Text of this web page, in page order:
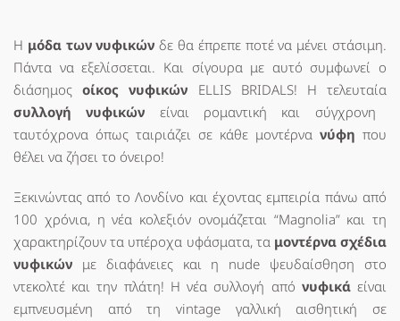
Η μόδα των νυφικών δε θα έπρεπε ποτέ να μένει στάσιμη.
Πάντα να εξελίσσεται. Και σίγουρα με αυτό συμφωνεί ο
διάσημοςοίκος νυφικών ELLIS BRIDALS! Η τελευταία
συλλογή νυφικών είναι ρομαντική και σύγχρονη
ταυτόχρονα όπως ταιριάζει σε κάθε μοντέρνα νύφη που
θέλει να ζήσει το όνειρο!
Ξεκινώντας από το Λονδίνο και έχοντας εμπειρία πάνω από
100 χρόνια, η νέα κολεξιόν ονομάζεται “Μagnolia” και τη
χαρακτηρίζουν τα υπέροχα υφάσματα, τα μοντέρνα σχέδια
νυφικών με διαφάνειες και η nude ψευδαίσθηση στο
ντεκολτέ και την πλάτη! Η νέα συλλογή από νυφικάείναι
εμπνευσμένη από τη vintage γαλλική αισθητική σε